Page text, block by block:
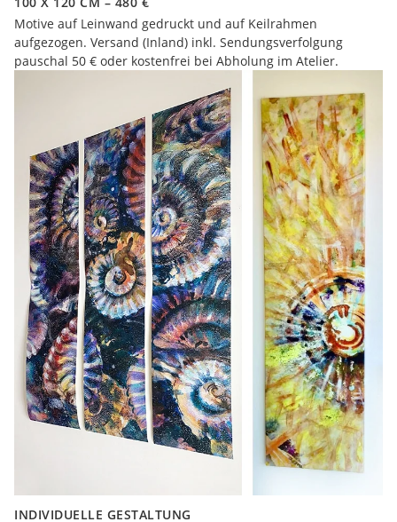
Motive auf Leinwand gedruckt und auf Keilrahmen
aufgezogen. Versand (Inland) inkl. Sendungsverfolgung
pauschal 50 € oder kostenfrei bei Abholung im Atelier.
INDIVIDUELLE GESTALTUNG